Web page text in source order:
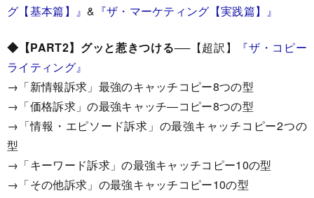
グ【基本篇】』& 『ザ・マーケティング【実践篇】』
◆【PART2】 グッと惹きつける──【超訳】
『ザ・コピー
ライティング』
→「新情報訴求」最強のキャッチコピー8つの型
→「価格訴求」の最強キャッチ―コピー8つの型
→「情報・エピソード訴求」の最強キャッチコピー2つの
型
→「キーワード訴求」の最強キャッチコピー10の型
→「その他訴求」の最強キャッチコピー10の型